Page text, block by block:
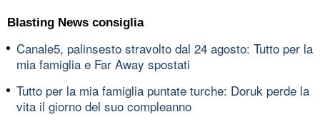
Blasting News consiglia
Canale5, palinsesto stravolto dal 24 agosto: Tutto per la
mia famiglia e Far Away spostati
Tutto per la mia famiglia puntate turche: Doruk perde la
vita il giorno del suo compleanno